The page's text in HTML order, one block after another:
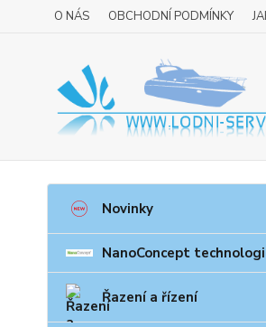
O NÁS OBCHODNÍ PODMÍNKY
Novinky
NanoConcept
Řazení a řízení